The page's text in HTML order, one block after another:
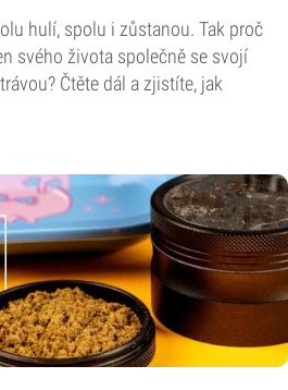
hulí, spolu i zůstanou. Tak proč
svého života společně se svojí
Čtěte dál a zjistíte, jak